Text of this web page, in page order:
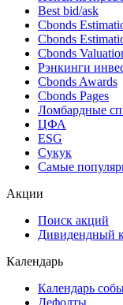
Поиск
Поиск
Ближайшие
Поиск
Best bid/ask
Cbonds
Cbonds
Cbonds
Рэнкинги
Cbonds Awards
Cbonds Pages
Ломбардные
ESG
Самые
Дивидендный